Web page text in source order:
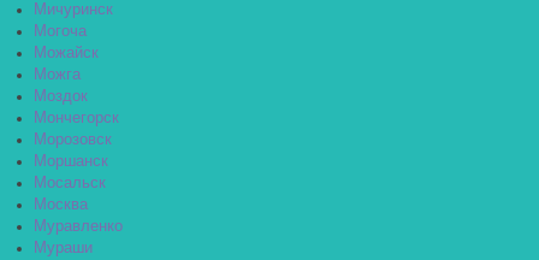
Мичуринск
Могоча
Можайск
Можга
Моздок
Мончегорск
Морозовск
Моршанск
Мосальск
Москва
Муравленко
Мураши